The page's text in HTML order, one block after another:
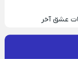
عشق آخر